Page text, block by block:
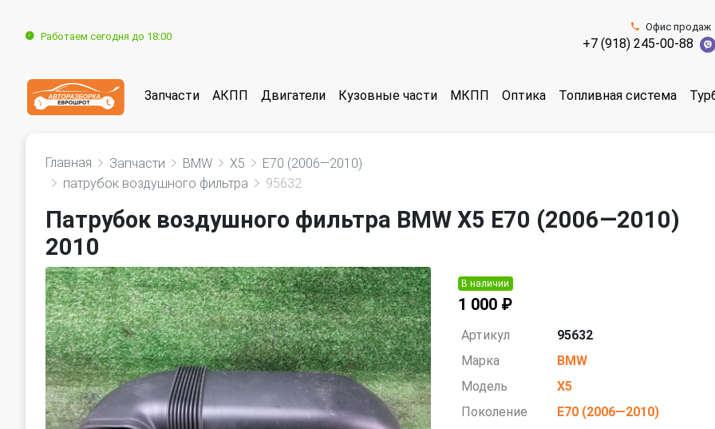
Работаем сегодня до 18:00
Офис продаж
+7 (918) 245-00-88
Запчасти АКПП Двигатели Кузовные части МКПП Оптика Топливная система
Главная Запчасти BMW X5
E70 (2006—2010)
патрубок воздушного фильтра
95632
Патрубок воздушного фильтра BMW X5 E70 (2006—2010)
2010
В наличии
1 000 ₽
Артикул
95632
Марка
BMW
Модель
X5
Поколение
E70 (2006—2010)